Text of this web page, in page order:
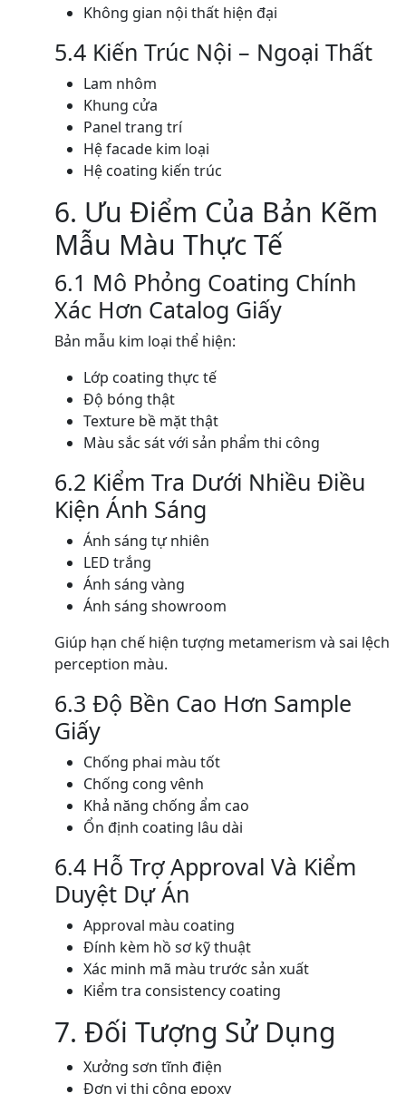
Không gian nội thất hiện đại
5.4 Kiến Trúc Nội – Ngoại Thất
Lam nhôm
Khung cửa
Panel trang trí
Hệ facade kim loại
Hệ coating kiến trúc
6. Ưu Điểm Của Bản Kẽm
Mẫu Màu Thực Tế
6.1 Mô Phỏng Coating Chính
Xác Hơn Catalog Giấy
Bản mẫu kim loại thể hiện:
Lớp coating thực tế
Độ bóng thật
Texture bề mặt thật
Màu sắc sát với sản phẩm thi công
6.2 Kiểm Tra Dưới Nhiều Điều
Kiện Ánh Sáng
Ánh sáng tự nhiên
LED trắng
Ánh sáng vàng
Ánh sáng showroom
Giúp hạn chế hiện tượng metamerism và sai lệch
perception màu.
6.3 Độ Bền Cao Hơn Sample
Giấy
Chống phai màu tốt
Chống cong vênh
Khả năng chống ẩm cao
Ổn định coating lâu dài
6.4 Hỗ Trợ Approval Và Kiểm
Duyệt Dự Án
Approval màu coating
Đính kèm hồ sơ kỹ thuật
Xác minh mã màu trước sản xuất
Kiểm tra consistency coating
7. Đối Tượng Sử Dụng
Xưởng sơn tĩnh điện
Đơn vị thi công epoxy